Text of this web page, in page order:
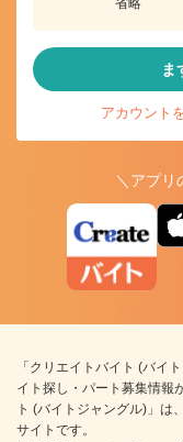
省略
ま
アカウント
＼アプリ
「クリエイトバイト (バイ
イト探し・パート募集情報
ト (バイトジャングル)」は
サイトです。